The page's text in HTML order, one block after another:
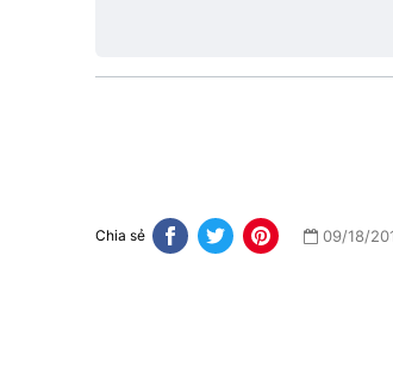
Chia sẻ 09/18/